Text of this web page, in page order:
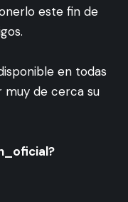
este fin de
en todas
muy de cerca su